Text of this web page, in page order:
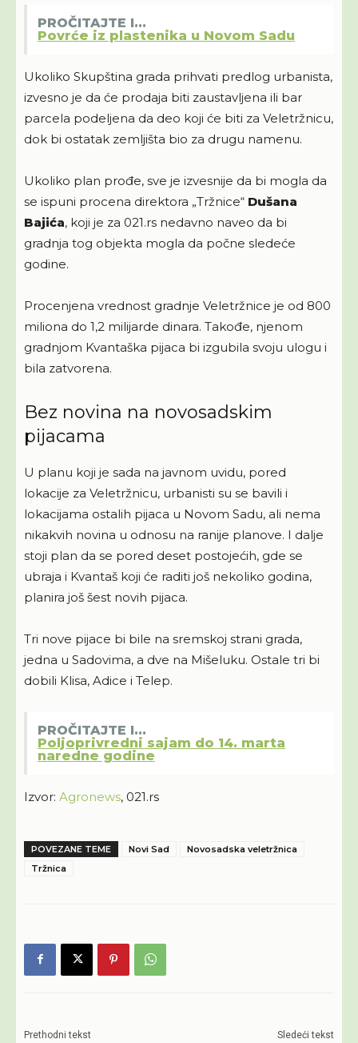
PROČITAJTE I...
Povrće iz plastenika u Novom Sadu
Ukoliko Skupština grada prihvati predlog urbanista,
izvesno je da će prodaja biti zaustavljena ili bar
parcela podeljena da deo koji će biti za Veletržnicu,
dok bi ostatak zemljišta bio za drugu namenu.
Ukoliko plan prođe, sve je izvesnije da bi mogla da
se ispuni procena direktora „Tržnice“ Dušana
Bajića, koji je za 021.rs nedavno naveo da bi
gradnja tog objekta mogla da počne sledeće
godine.
Procenjena vrednost gradnje Veletržnice je od 800
miliona do 1,2 milijarde dinara. Takođe, njenom
gradnjom Kvantaška pijaca bi izgubila svoju ulogu i
bila zatvorena.
Bez novina na novosadskim
pijacama
U planu koji je sada na javnom uvidu, pored
lokacije za Veletržnicu, urbanisti su se bavili i
lokacijama ostalih pijaca u Novom Sadu, ali nema
nikakvih novina u odnosu na ranije planove. I dalje
stoji plan da se pored deset postojećih, gde se
ubraja i Kvantaš koji će raditi još nekoliko godina,
planira još šest novih pijaca.
Tri nove pijace bi bile na sremskoj strani grada,
jedna u Sadovima, a dve na Mišeluku. Ostale tri bi
dobili Klisa, Adice i Telep.
PROČITAJTE I...
Poljoprivredni sajam do 14. marta
naredne godine
Izvor: Agronews, 021.rs
POVEZANE TEME Novi Sad
Novosadska veletržnica
Tržnica
Prethodni tekst Sledeći tekst